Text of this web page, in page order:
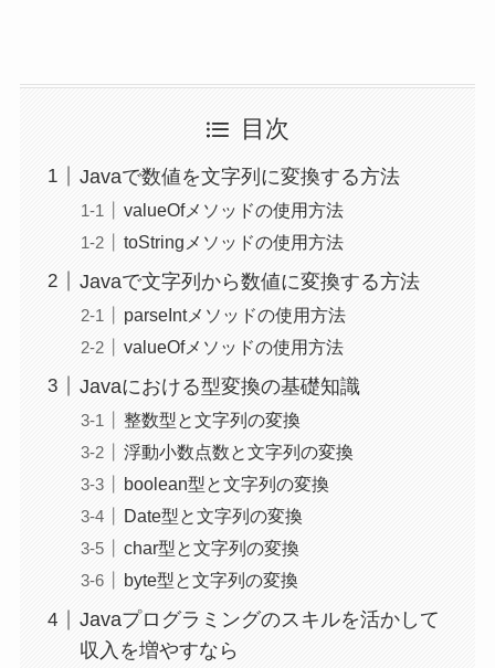
目次
Javaで数値を文字列に変換する方法
valueOfメソッドの使用方法
toStringメソッドの使用方法
Javaで文字列から数値に変換する方法
parseIntメソッドの使用方法
valueOfメソッドの使用方法
Javaにおける型変換の基礎知識
整数型と文字列の変換
浮動小数点数と文字列の変換
boolean型と文字列の変換
Date型と文字列の変換
char型と文字列の変換
byte型と文字列の変換
Javaプログラミングのスキルを活かして
収入を増やすなら